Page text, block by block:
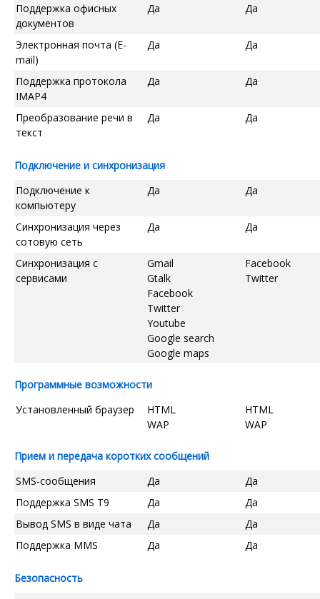
Поддержка офисных
документов
Да Да
Электронная почта (E-
mail)
Да Да
Поддержка протокола
IMAP4
Да Да
Преобразование речи в
текст
Да Да
Подключение и синхронизация
Подключение к
компьютеру
Да Да
Синхронизация через
сотовую сеть
Да Да
Синхронизация с
сервисами
Gmail
Gtalk
Facebook
Twitter
Youtube
Google search
Google maps
Facebook
Twitter
Программные возможности
Установленный браузер
HTML
WAP
HTML
WAP
Прием и передача коротких сообщений
SMS-сообщения
Да
Да
Поддержка SMS T9
Да
Да
Вывод SMS в виде чата
Да
Да
Поддержка MMS
Да Да
Безопасность